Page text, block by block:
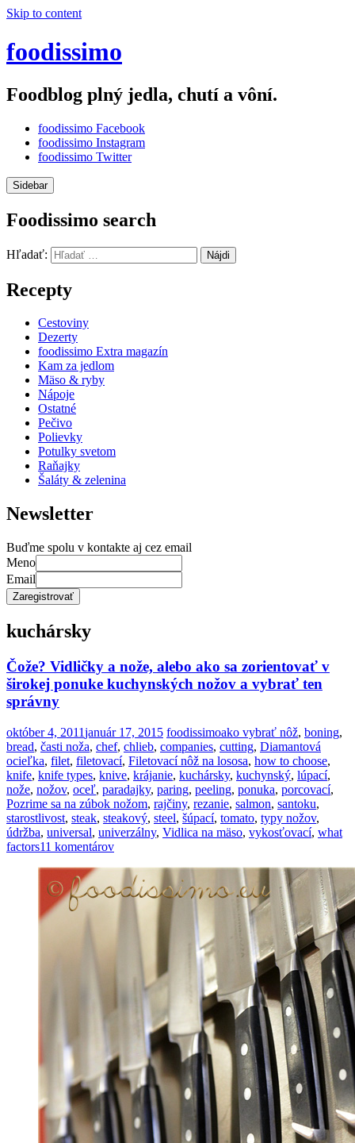
Skip to content
foodissimo
Foodblog plný jedla, chutí a vôní.
foodissimo Facebook
foodissimo Instagram
foodissimo Twitter
Sidebar
Foodissimo search
Hľadať:
Recepty
Cestoviny
Dezerty
foodissimo Extra magazín
Kam za jedlom
Mäso & ryby
Nápoje
Ostatné
Pečivo
Polievky
Potulky svetom
Raňajky
Šaláty & zelenina
Newsletter
Buďme spolu v kontakte aj cez email
Meno
Email
kuchársky
Čože? Vidličky a nože, alebo ako sa zorientovať v
širokej ponuke kuchynských nožov a vybrať ten
správny
október 4, 2011január 17, 2015 foodissimoako vybrať nôž, boning,
bread, časti noža, chef, chlieb, companies, cutting, Diamantová
ocieľka, filet, filetovací, Filetovací nôž na lososa, how to choose,
knife, knife types, knive, krájanie, kuchársky, kuchynský, lúpací,
nože, nožov, oceľ, paradajky, paring, peeling, ponuka, porcovací,
Pozrime sa na zúbok nožom, rajčiny, rezanie, salmon, santoku,
starostlivost, steak, steakový, steel, šúpací, tomato, typy nožov,
údržba, universal, univerzálny, Vidlica na mäso, vykosťovací, what
factors11 komentárov